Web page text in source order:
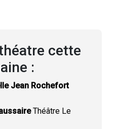
cette
:
Jean Rochefort
Théâtre Le